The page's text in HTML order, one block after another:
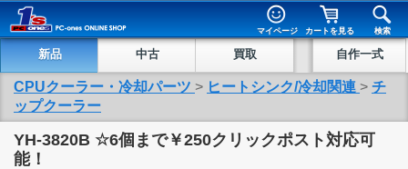
マイページ カートを見る 検索
新品 中古 買取 自作一式
CPUクーラー・冷却パーツ > ヒートシンク/冷却関連 > チ
ップクーラー
YH-3820B ☆6個まで￥250クリックポスト対応可
能！